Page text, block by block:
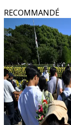
RECOMMANDÉ